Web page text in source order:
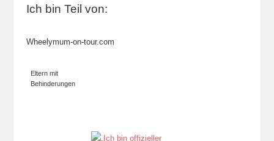
Ich bin Teil von:
Wheelymum-on-tour.com
Eltern mit
Behinderungen